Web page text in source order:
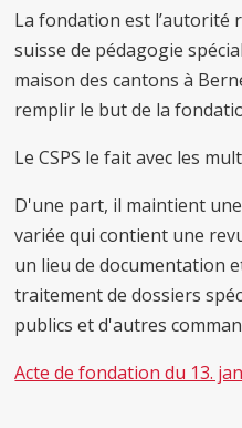
La fondation est l’autorité
suisse de pédagogie
maison des cantons à
remplir le but de la
Le CSPS le fait avec les
D'une part, il maintient
variée qui contient une
un lieu de documentation
traitement de dossiers
publics et d'autres
Acte de fondation du 13.